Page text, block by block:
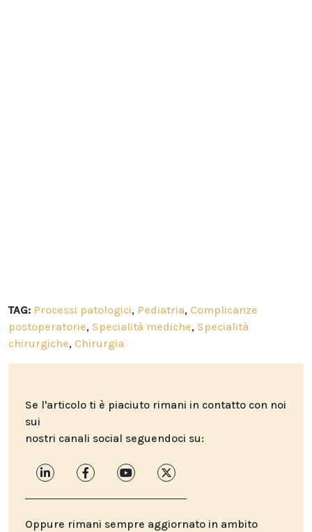
TAG: Processi patologici, Pediatria, Complicanze
postoperatorie, Specialità mediche, Specialità
chirurgiche, Chirurgia
Se l'articolo ti è piaciuto rimani in contatto con noi
sui
nostri canali social seguendoci su:
Oppure rimani sempre aggiornato in ambito